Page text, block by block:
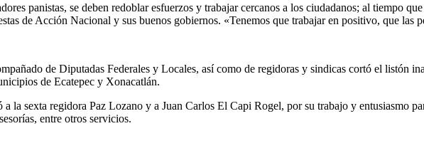
panistas, se deben redoblar esfuerzos y trabajar cercanos a los ciudadanos; al tiempo
de Acción Nacional y sus buenos gobiernos. «Tenemos que trabajar en positivo, que las
de Diputadas Federales y Locales, así como de regidoras y sindicas cortó el listón
de Ecatepec y Xonacatlán.
la sexta regidora Paz Lozano y a Juan Carlos El Capi Rogel, por su trabajo y entusiasmo
entre otros servicios.